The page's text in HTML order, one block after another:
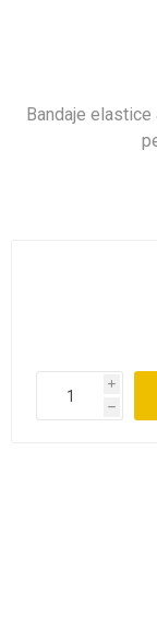
Bandaje
i
h